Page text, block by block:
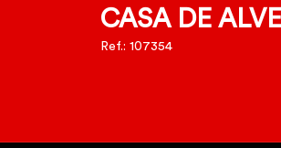
CASA DE
Ref.: 107354